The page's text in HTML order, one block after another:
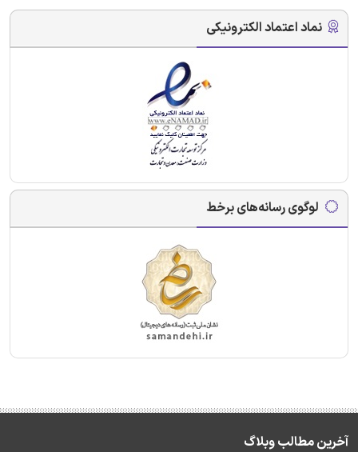
نماد اعتماد الکترونیکی
لوگوی رسانه‌های برخط
آخرین مطالب وبلاگ